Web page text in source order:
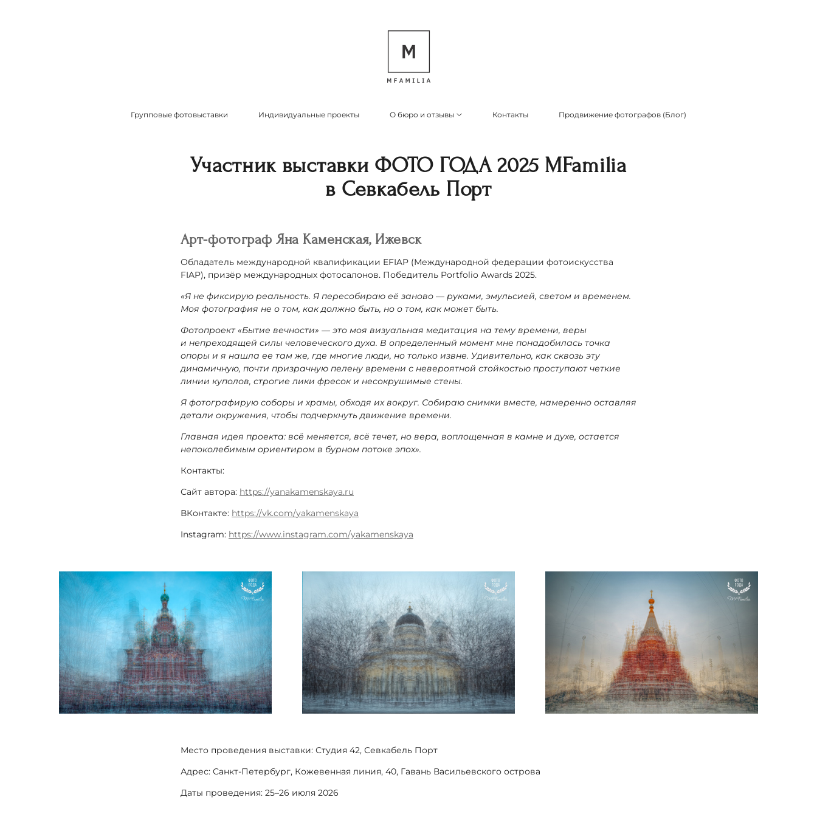
Групповые фотовыставки Индивидуальные проекты О бюро и отзывы Контакты Продвижение фотографов (Блог)
Участник выставки ФОТО ГОДА 2025 MFamilia
в Севкабель Порт
Арт-фотограф Яна Каменская, Ижевск
Обладатель международной квалификации EFIAP (Международной федерации фотоискусства
FIAP), призёр международных фотосалонов. Победитель Portfolio Awards 2025.
«Я не фиксирую реальность. Я пересобираю её заново — руками, эмульсией, светом и временем.
Моя фотография не о том, как должно быть, но о том, как может быть.
Фотопроект «Бытие вечности» — это моя визуальная медитация на тему времени, веры
и непреходящей силы человеческого духа. В определенный момент мне понадобилась точка
опоры и я нашла ее там же, где многие люди, но только извне. Удивительно, как сквозь эту
динамичную, почти призрачную пелену времени с невероятной стойкостью проступают четкие
линии куполов, строгие лики фресок и несокрушимые стены.
Я фотографирую соборы и храмы, обходя их вокруг. Собираю снимки вместе, намеренно оставляя
детали окружения, чтобы подчеркнуть движение времени.
Главная идея проекта: всё меняется, всё течет, но вера, воплощенная в камне и духе, остается
непоколебимым ориентиром в бурном потоке эпох».
Контакты:
Сайт автора: https://yanakamenskaya.ru
ВКонтакте: https://vk.com/yakamenskaya
Instagram: https://www.instagram.com/yakamenskaya
Место проведения выставки: Студия 42, Севкабель Порт
Адрес: Санкт-Петербург, Кожевенная линия, 40, Гавань Васильевского острова
Даты проведения: 25–26 июля 2026